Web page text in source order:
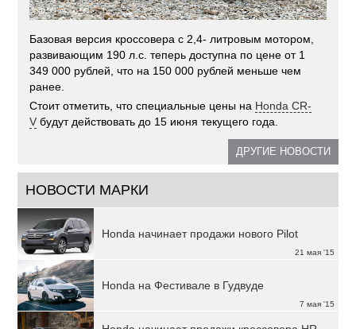
Базовая версия кроссовера с 2,4- литровым мотором,
развивающим 190 л.с. теперь доступна по цене от 1
349 000 рублей, что на 150 000 рублей меньше чем
ранее.
Стоит отметить, что специальные цены на Honda CR-
V будут действовать до 15 июня текущего года.
ДРУГИЕ НОВОСТИ
НОВОСТИ МАРКИ
21 мая '15
Honda начинает продажи нового Pilot
7 мая '15
Honda на Фестивале в Гудвуде